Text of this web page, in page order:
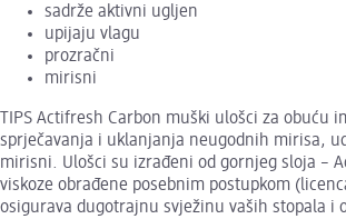
sadrže aktivni ugljen
upijaju vlagu
prozračni
mirisni
TIPS Actifresh Carbon muški ulošci za obuću
sprječavanja i uklanjanja neugodnih mirisa,
mirisni. Ulošci su izrađeni od gornjeg sloja –
viskoze obrađene posebnim postupkom
osigurava dugotrajnu svježinu vaših stopala i